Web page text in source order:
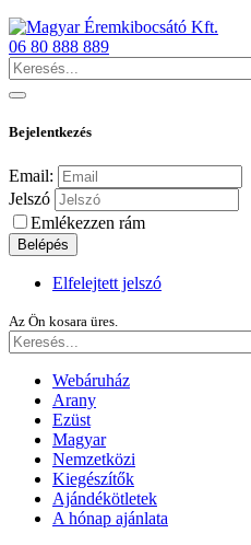
06 80 888 889
Bejelentkezés
Email:
Jelszó
Emlékezzen rám
Belépés
Elfelejtett jelszó
Az Ön kosara üres.
Webáruház
Arany
Ezüst
Magyar
Nemzetközi
Kiegészítők
Ajándékötletek
A hónap ajánlata